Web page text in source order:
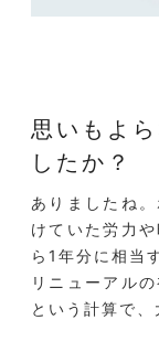
思いもよ
したか？
ありましたね
けていた労力
ら1年分に相当
リニューアル
という計算で、